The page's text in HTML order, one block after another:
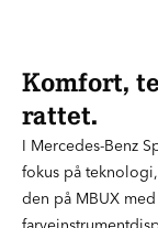
Komfort,
rattet.
I Mercedes-Benz
fokus på
den på MBUX